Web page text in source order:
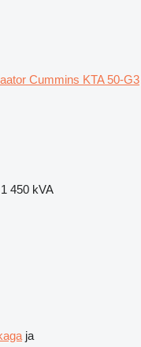
Cummins KTA 50-G3
1 450 kVA
ja